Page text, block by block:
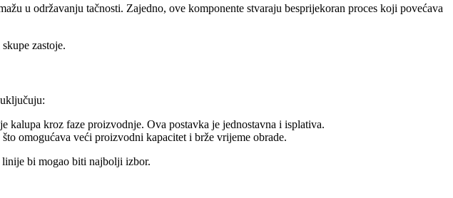
u održavanju tačnosti. Zajedno, ove komponente stvaraju besprijekoran proces koji povećava
zastoje.
kalupa kroz faze proizvodnje. Ova postavka je jednostavna i isplativa.
omogućava veći proizvodni kapacitet i brže vrijeme obrade.
linije bi mogao biti najbolji izbor.